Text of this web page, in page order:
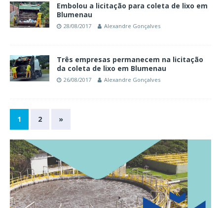
Embolou a licitação para coleta de lixo em
Blumenau
28/08/2017 Alexandre Gonçalves
Três empresas permanecem na licitação
da coleta de lixo em Blumenau
26/08/2017 Alexandre Gonçalves
1 2 »